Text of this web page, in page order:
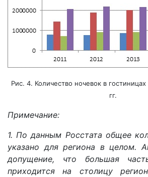
Рис. 4. Количество ночевок в
гг.
Примечание:
1. По данным Росстата общее
указано для региона в целом.
допущение, что большая
приходится на столицу